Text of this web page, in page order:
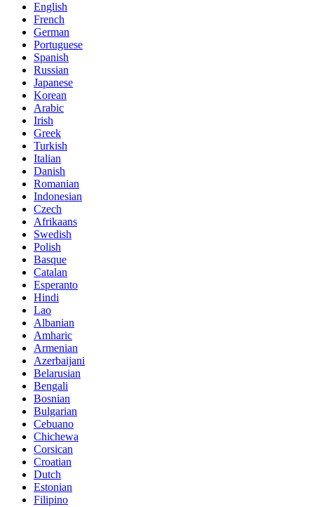
English
French
German
Portuguese
Spanish
Russian
Japanese
Korean
Arabic
Irish
Greek
Turkish
Italian
Danish
Romanian
Indonesian
Czech
Afrikaans
Swedish
Polish
Basque
Catalan
Esperanto
Hindi
Lao
Albanian
Amharic
Armenian
Azerbaijani
Belarusian
Bengali
Bosnian
Bulgarian
Cebuano
Chichewa
Corsican
Croatian
Dutch
Estonian
Filipino